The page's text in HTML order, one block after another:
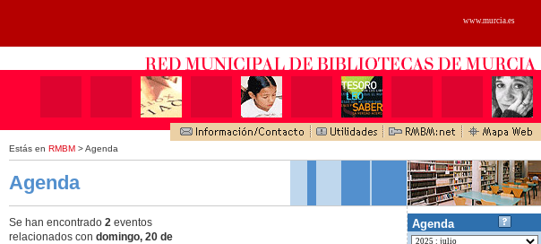
www.murcia.es
Estás en RMBM > Agenda
Agenda
Se han encontrado 2 eventos
relacionados con domingo, 20 de
Agenda